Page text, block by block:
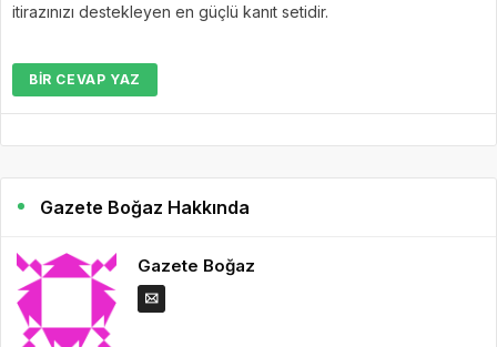
itirazınızı destekleyen en güçlü kanıt setidir.
BIR CEVAP YAZ
Gazete Boğaz Hakkında
Gazete Boğaz